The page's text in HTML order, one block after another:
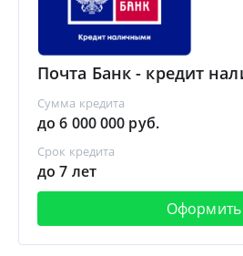
Почта Банк - кредит
Сумма кредита
до 6 000 000 руб.
Срок кредита
до 7 лет
Оформить